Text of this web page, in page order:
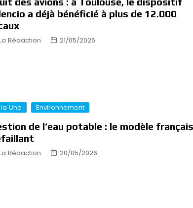
a déjà bénéficié à plus de 12.000
Rédaction 21/05/2026
Une Environnement
de l’eau potable : le modèle français
Rédaction 20/05/2026